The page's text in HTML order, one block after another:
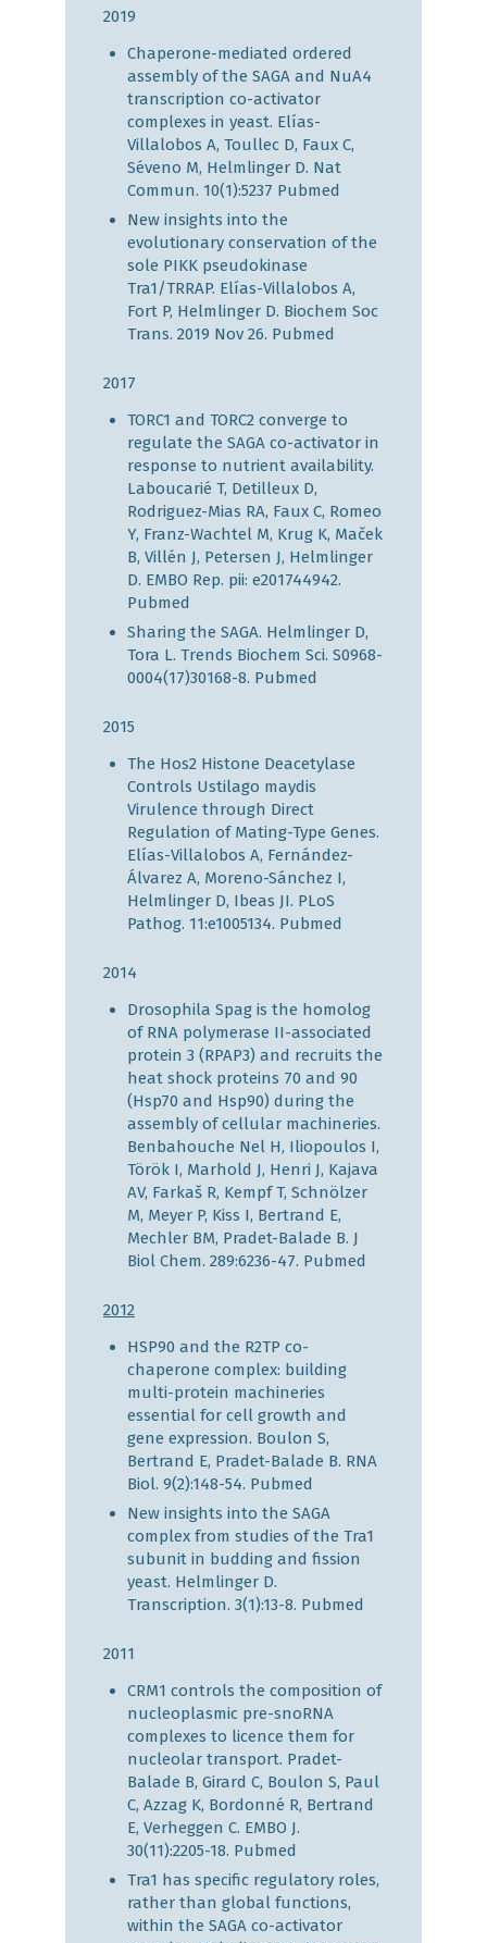
2019
Chaperone-mediated ordered
assembly of the SAGA and NuA4
transcription co-activator
complexes in yeast. Elías-
Villalobos A, Toullec D, Faux C,
Séveno M, Helmlinger D. Nat
Commun. 10(1):5237 Pubmed
New insights into the
evolutionary conservation of the
sole PIKK pseudokinase
Tra1/TRRAP. Elías-Villalobos A,
Fort P, Helmlinger D. Biochem Soc
Trans. 2019 Nov 26. Pubmed
2017
TORC1 and TORC2 converge to
regulate the SAGA co-activator in
response to nutrient availability.
Laboucarié T, Detilleux D,
Rodriguez-Mias RA, Faux C, Romeo
Y, Franz-Wachtel M, Krug K, Maček
B, Villén J, Petersen J, Helmlinger
D. EMBO Rep. pii: e201744942.
Pubmed
Sharing the SAGA. Helmlinger D,
Tora L. Trends Biochem Sci. S0968-
0004(17)30168-8. Pubmed
2015
The Hos2 Histone Deacetylase
Controls Ustilago maydis
Virulence through Direct
Regulation of Mating-Type Genes.
Elías-Villalobos A, Fernández-
Álvarez A, Moreno-Sánchez I,
Helmlinger D, Ibeas JI. PLoS
Pathog. 11:e1005134. Pubmed
2014
Drosophila Spag is the homolog
of RNA polymerase II-associated
protein 3 (RPAP3) and recruits the
heat shock proteins 70 and 90
(Hsp70 and Hsp90) during the
assembly of cellular machineries.
Benbahouche Nel H, Iliopoulos I,
Török I, Marhold J, Henri J, Kajava
AV, Farkaš R, Kempf T, Schnölzer
M, Meyer P, Kiss I, Bertrand E,
Mechler BM, Pradet-Balade B. J
Biol Chem. 289:6236-47. Pubmed
2012
HSP90 and the R2TP co-
chaperone complex: building
multi-protein machineries
essential for cell growth and
gene expression. Boulon S,
Bertrand E, Pradet-Balade B. RNA
Biol. 9(2):148-54. Pubmed
New insights into the SAGA
complex from studies of the Tra1
subunit in budding and fission
yeast. Helmlinger D.
Transcription. 3(1):13-8. Pubmed
2011
CRM1 controls the composition of
nucleoplasmic pre-snoRNA
complexes to licence them for
nucleolar transport. Pradet-
Balade B, Girard C, Boulon S, Paul
C, Azzag K, Bordonné R, Bertrand
E, Verheggen C. EMBO J.
30(11):2205-18. Pubmed
Tra1 has specific regulatory roles,
rather than global functions,
within the SAGA co-activator